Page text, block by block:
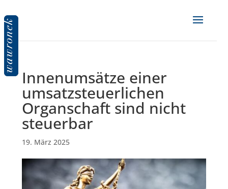
Innenumsätze einer
umsatzsteuerlichen
Organschaft sind nicht
steuerbar
19. März 2025